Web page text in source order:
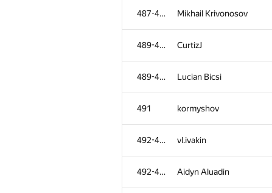
487-488 Mikhail Krivonosov
489-490 CurtizJ
489-490 Lucian Bicsi
491 kormyshov
492-493 vl.ivakin
492-493 Aidyn Aluadin
valeriaryabchikova
dergach
hamzqq9
''Andy Huang
Павел Глушень
458 Антон Лунёв